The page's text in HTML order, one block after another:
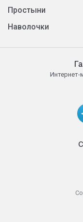
Простыни
Наволочки
Интернет-